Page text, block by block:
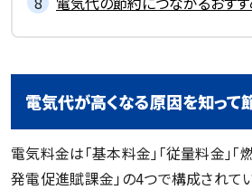
電気代が高くなる原因を知って
電気料金は「基本料金」「従量料金」「
発電促進賦課金」の4つで構成されて